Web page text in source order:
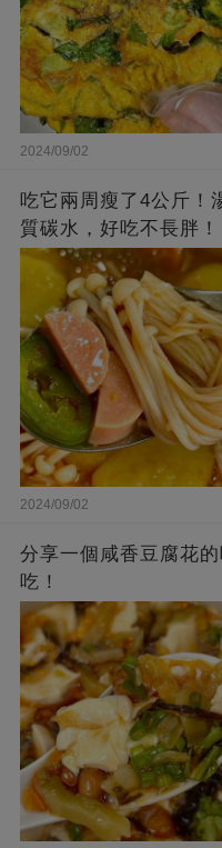
2024/09/02
吃它兩周瘦了4公斤！
質碳水，好吃不長胖！
2024/09/02
分享一個咸香豆腐花
吃！